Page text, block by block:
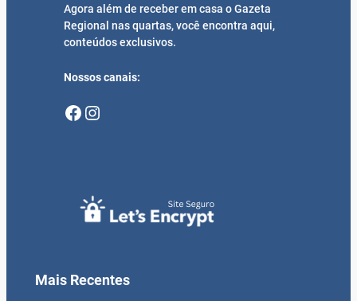
Agora além de receber em casa o Gazeta
Regional nas quartas, você encontra aqui,
conteúdos exclusivos.
Nossos canais:
Facebook Instagram
Mais Recentes